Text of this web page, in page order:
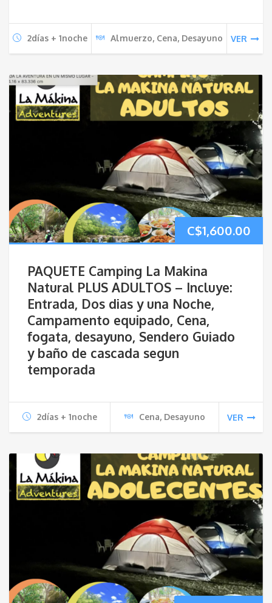
2días + 1noche Almuerzo, Cena, Desayuno VER
C$1,600.00
PAQUETE Camping La Makina
Natural PLUS ADULTOS – Incluye:
Entrada, Dos dias y una Noche,
Campamento equipado, Cena,
fogata, desayuno, Sendero Guiado
y baño de cascada segun
temporada
2días + 1noche Cena, Desayuno VER